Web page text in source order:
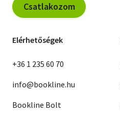
Csatlakozom
Elérhetőségek
+36 1 235 60 70
info@bookline.hu
Bookline Bolt